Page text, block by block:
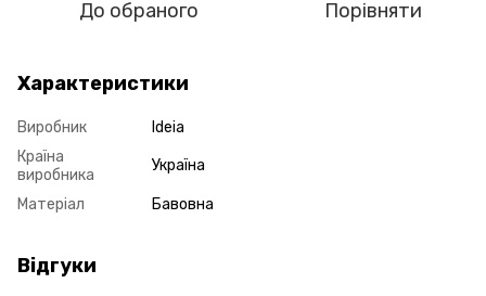
До обраного Порівняти
Характеристики
Виробник
Ideia
Країна
виробника
Україна
Матеріал Бавовна
Відгуки